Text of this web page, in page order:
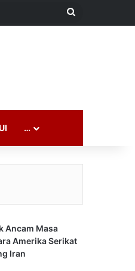
Search
…
Ancam Masa
Amerika Serikat
Iran